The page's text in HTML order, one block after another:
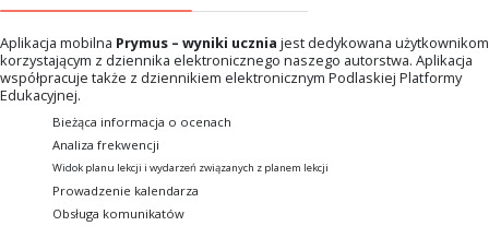
Aplikacja mobilna Prymus – wyniki ucznia jest dedykowana użytkownikom
korzystającym z dziennika elektronicznego naszego autorstwa. Aplikacja
współpracuje także z dziennikiem elektronicznym Podlaskiej Platformy
Edukacyjnej.
Bieżąca informacja o ocenach
Analiza frekwencji
Widok planu lekcji i wydarzeń związanych z planem lekcji
Prowadzenie kalendarza
Obsługa komunikatów